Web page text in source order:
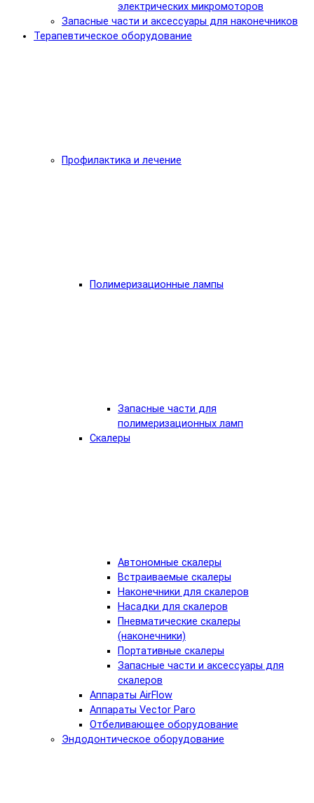
электрических микромоторов
Запасные части и аксессуары для наконечников
Терапевтическое оборудование
Профилактика и лечение
Полимеризационные лампы
Запасные части для
полимеризационных ламп
Скалеры
Автономные скалеры
Встраиваемые скалеры
Наконечники для скалеров
Насадки для скалеров
Пневматические скалеры
(наконечники)
Портативные скалеры
Запасные части и аксессуары для
скалеров
Аппараты AirFlow
Аппараты Vector Paro
Отбеливающее оборудование
Эндодонтическое оборудование